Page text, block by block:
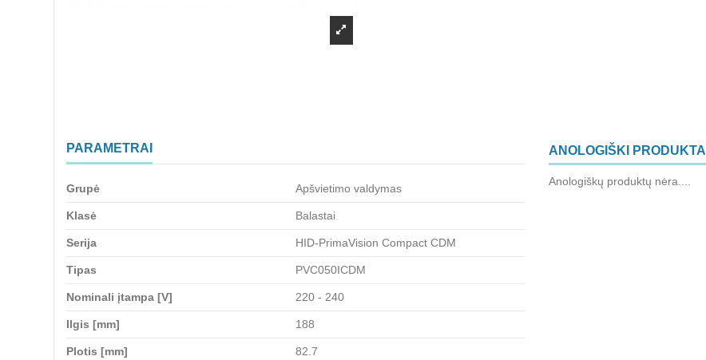
PARAMETRAI
Grupė Apšvietimo valdymas
Klasė Balastai
Serija HID-PrimaVision Compact CDM
Tipas PVC050ICDM
Nominali įtampa [V] 220 - 240
Ilgis [mm] 188
Plotis [mm] 82.7
ANOLOGIŠKI PRODUKTAI
Anologiškų produktų nėra....